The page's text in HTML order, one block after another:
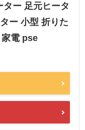
ー 足元ヒータ
ー 小型 折りた
電 pse